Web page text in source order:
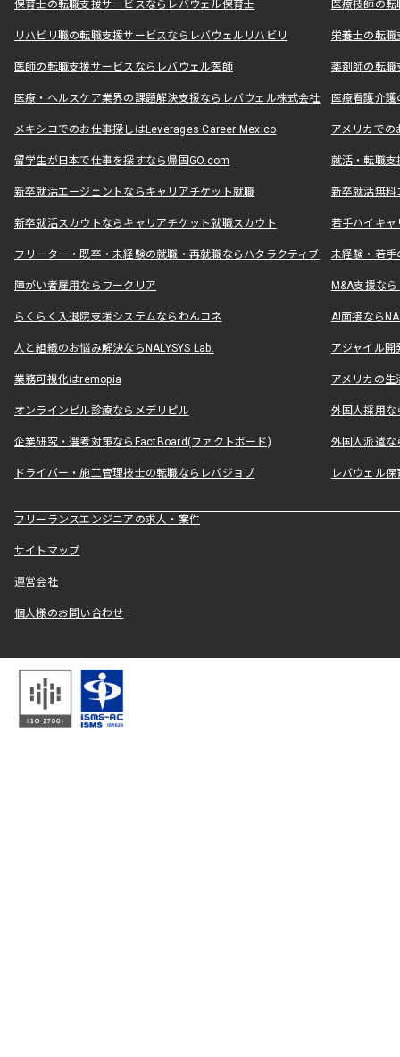
保育士の転職支援サービスならレバウェル保育士 医療技師の
リハビリ職の転職支援サービスならレバウェルリハビリ 栄養士の転
医師の転職支援サービスならレバウェル医師 薬剤師の転
医療・ヘルスケア業界の課題解決支援ならレバウェル株式会社 医療看護介
メキシコでのお仕事探しはLeverages Career Mexico アメリカで
留学生が日本で仕事を探すなら帰国GO.com 就活・転職
新卒就活エージェントならキャリアチケット就職 新卒就活無料
新卒就活スカウトならキャリアチケット就職スカウト 若手ハイキ
フリーター・既卒・未経験の就職・再就職ならハタラクティブ 未経験・若手
障がい者雇用ならワークリア M&A支援な
らくらく入退院支援システムならわんコネ AI面接なら
人と組織のお悩み解決ならNALYSYS Lab. アジャイル
業務可視化はremopia アメリカの
オンラインピル診療ならメデリピル 外国人採用
企業研究・選考対策ならFactBoard(ファクトボード) 外国人派遣な
ドライバー・施工管理技士の転職ならレバジョブ レバウェル
フリーランスエンジニアの求人・案件
サイトマップ
運営会社
個人様のお問い合わせ